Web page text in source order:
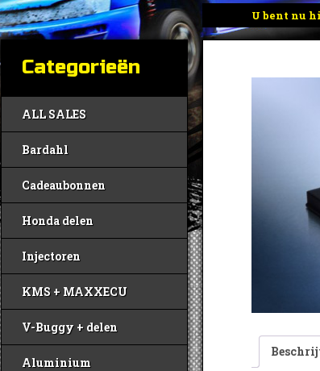
U bent nu
Categorieën
ALL SALES
Bardahl
Cadeaubonnen
Honda delen
Injectoren
KMS + MAXXECU
V-Buggy + delen
Aluminium